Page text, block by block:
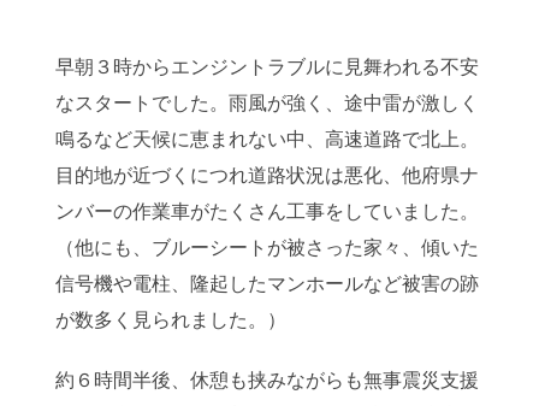
早朝３時からエンジントラブルに見舞われる不安
なスタートでした。雨風が強く、途中雷が激しく
鳴るなど天候に恵まれない中、高速道路で北上。
目的地が近づくにつれ道路状況は悪化、他府県ナ
ンバーの作業車がたくさん工事をしていました。
（他にも、ブルーシートが被さった家々、傾いた
信号機や電柱、隆起したマンホールなど被害の跡
が数多く見られました。）
約６時間半後、休憩も挟みながらも無事震災支援